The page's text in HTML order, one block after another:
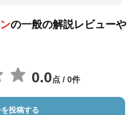
山口勝平
の一般の解説レビューや
0.0点 / 0件
投稿する